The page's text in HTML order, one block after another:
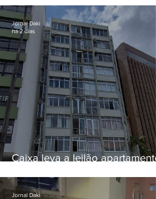
Caixa leva a leilão apartamento
Botafogo
Jornal Daki
há 2 dias
Jornal Daki